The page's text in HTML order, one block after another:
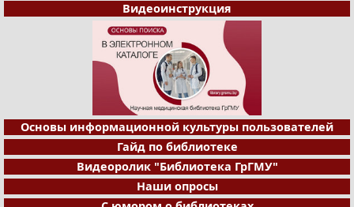
Видеоинструкция
Основы информационной культуры пользователей
Гайд по библиотеке
Видеоролик "Библиотека ГрГМУ"
Наши опросы